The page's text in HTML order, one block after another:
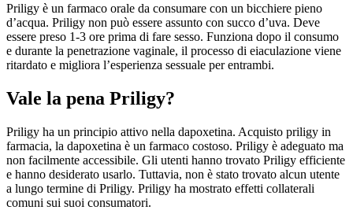
Priligy è un farmaco orale da consumare con un bicchiere pieno
d’acqua. Priligy non può essere assunto con succo d’uva. Deve
essere preso 1-3 ore prima di fare sesso. Funziona dopo il consumo
e durante la penetrazione vaginale, il processo di eiaculazione viene
ritardato e migliora l’esperienza sessuale per entrambi.
Vale la pena Priligy?
Priligy ha un principio attivo nella dapoxetina. Acquisto priligy in
farmacia, la dapoxetina è un farmaco costoso. Priligy è adeguato ma
non facilmente accessibile. Gli utenti hanno trovato Priligy efficiente
e hanno desiderato usarlo. Tuttavia, non è stato trovato alcun utente
a lungo termine di Priligy. Priligy ha mostrato effetti collaterali
comuni sui suoi consumatori.